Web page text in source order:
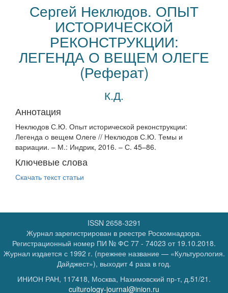
Сергей Неклюдов. ОПЫТ
ИСТОРИЧЕСКОЙ
РЕКОНСТРУКЦИИ:
ЛЕГЕНДА О ВЕЩЕМ ОЛЕГЕ
(Реферат)
К.Д.
Аннотация
Неклюдов С.Ю. Опыт исторической реконструкции:
Легенда о вещем Олеге // Неклюдов С.Ю. Темы и
вариации. – М.: Индрик, 2016. – С. 45–86.
Ключевые слова
Скачать текст статьи
ISSN 2658-3291
Журнал зарегистрирован в реестре Роскомнадзора.
Регистрационный номер ПИ № ФС 77 - 74023 от 19.10.2018.
Журнал издается с 1992 г. (прежнее название — «Культурология.
Дайджест»), выходит 4 раза в год.
ИНИОН РАН, 117418, Москва, Нахимовский пр-т, д.51/21.
culturology-journal@inion.ru